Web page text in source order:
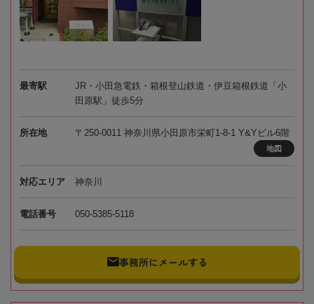
最寄駅
JR・小田急電鉄・箱根登山鉄道・伊豆箱根鉄道「小
田原駅」徒歩5分
所在地 〒250-0011 神奈川県小田原市栄町1-8-1 Y&Yビル6階
地図
対応エリア 神奈川
電話番号 050-5385-5118
事務所にメールする